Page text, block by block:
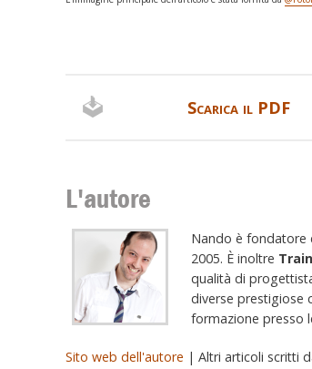
Scarica il PDF
L'autore
Nando è fondatore
2005. È inoltre
qualità di
diverse prestigiose
formazione presso
Sito web dell'autore | Altri articoli scritti